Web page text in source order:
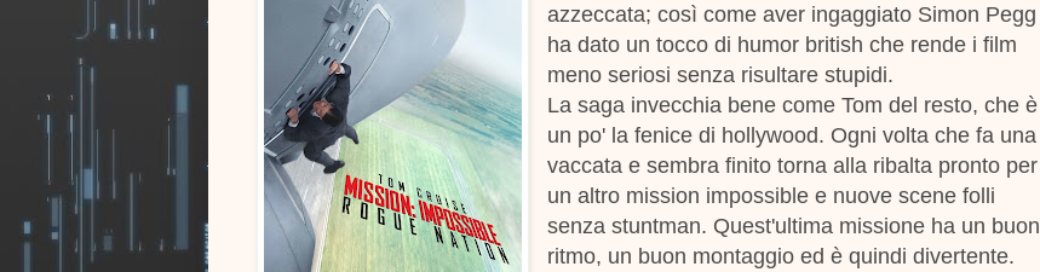
azzeccata; così come aver ingaggiato Simon Pegg
ha dato un tocco di humor british che rende i film
meno seriosi senza risultare stupidi.
La saga invecchia bene come Tom del resto, che è
un po' la fenice di hollywood. Ogni volta che fa una
vaccata e sembra finito torna alla ribalta pronto per
un altro mission impossible e nuove scene folli
senza stuntman. Quest'ultima missione ha un buon
ritmo, un buon montaggio ed è quindi divertente.